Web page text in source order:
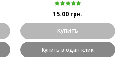
15.00 грн.
Купить
Купить в один клик